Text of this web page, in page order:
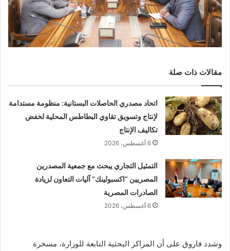
مقالات ذات صلة
اتحاد مصدري الحاصلات البستانية: منظومة مستدامة
لإنتاج وتسويق تقاوي البطاطس المحلية لخفض
تكاليف الإنتاج
6 أغسطس، 2026
التمثيل التجاري يبحث مع جمعية المصدرين
المصريين “اكسبولينك” آليات التعاون لزيادة
الصادرات المصرية
6 أغسطس، 2026
وشدد فاروق على أن المراكز البحثية التابعة للوزارة، مسخرة